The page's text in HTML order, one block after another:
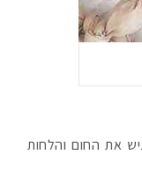
את החום והלחות